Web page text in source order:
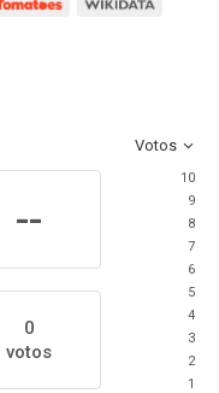
Votos
--
0
votos
10
9
8
7
6
5
4
3
2
1